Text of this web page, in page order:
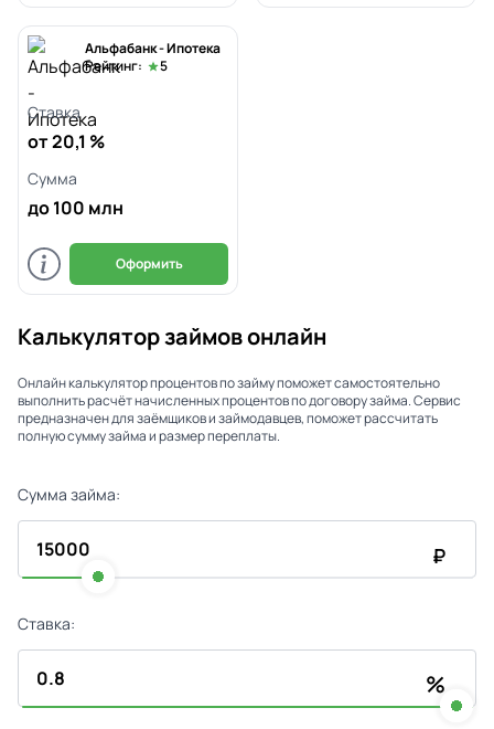
Альфабанк - Ипотека
Рейтинг:
5
Cтавка
от 20,1 %
Сумма
до 100 млн
Оформить
Калькулятор займов онлайн
Онлайн калькулятор процентов по займу поможет самостоятельно
выполнить расчёт начисленных процентов по договору займа. Сервис
предназначен для заёмщиков и займодавцев, поможет рассчитать
полную сумму займа и размер переплаты.
Сумма займа:
₽
Ставка:
%